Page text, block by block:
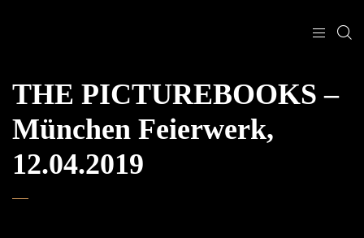
THE PICTUREBOOKS –
München Feierwerk,
12.04.2019